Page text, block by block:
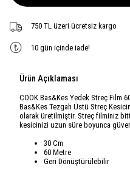
750 TL üzeri ücretsiz kargo
10 gün içinde iade!
Ürün Açıklaması
COOK Bas&Kes Yedek Streç Film
Bas&Kes Tezgah Üstü Streç
olarak üretilmiştir. Streç filminiz
kesicinizi uzun süre boyunca
30 Cm
60 Metre
Geri Dönüştürülebilir